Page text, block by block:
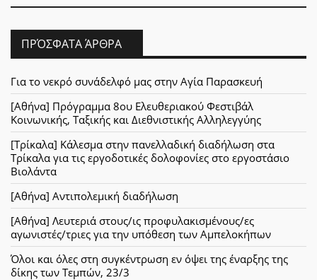
ΠΡΌΣΦΑΤΑ ΆΡΘΡΑ
Για το νεκρό συνάδελφό μας στην Αγία Παρασκευή
[Αθήνα] Πρόγραμμα 8ου Ελευθεριακού Φεστιβάλ
Κοινωνικής, Ταξικής και Διεθνιστικής Αλληλεγγύης
[Τρίκαλα] Κάλεσμα στην πανελλαδική διαδήλωση στα
Τρίκαλα για τις εργοδοτικές δολοφονίες στο εργοστάσιο
Βιολάντα
[Αθήνα] Αντιπολεμική διαδήλωση
[Αθήνα] Λευτεριά στους/ις προφυλακισμένους/ες
αγωνιστές/τριες για την υπόθεση των Αμπελοκήπων
Όλοι και όλες στη συγκέντρωση εν όψει της έναρξης της
δίκης των Τεμπών, 23/3